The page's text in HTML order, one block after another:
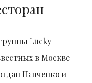
Lucky
в Москве
Панченко и